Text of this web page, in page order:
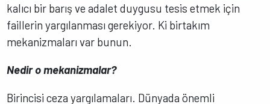
kalıcı bir barış ve adalet duygusu tesis etmek için
faillerin yargılanması gerekiyor. Ki birtakım
mekanizmaları var bunun.
Nedir o mekanizmalar?
Birincisi ceza yargılamaları. Dünyada önemli